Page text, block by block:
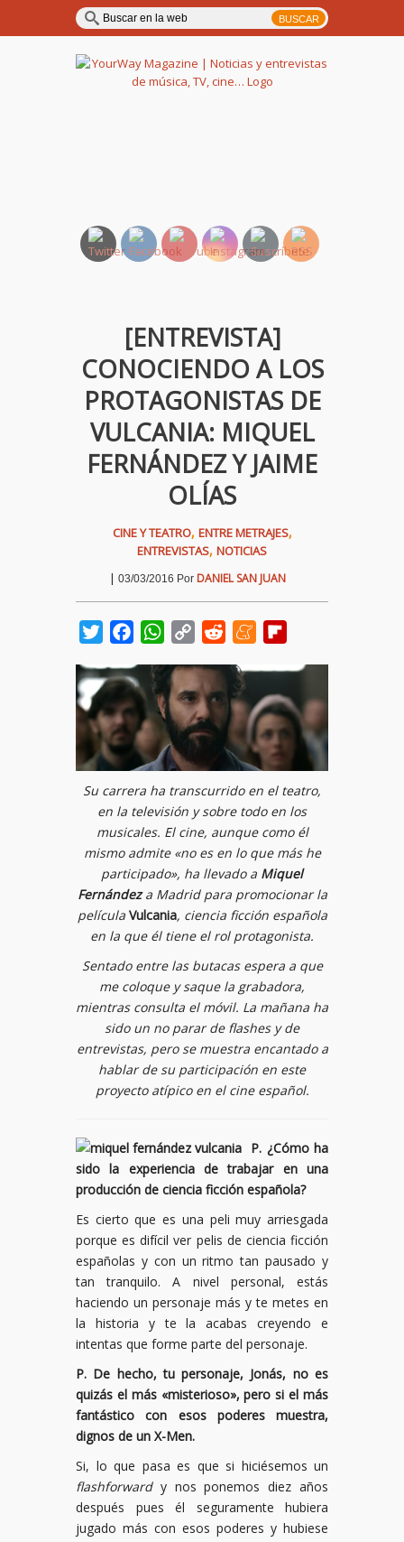
[ENTREVISTA]
CONOCIENDO A LOS
PROTAGONISTAS DE
VULCANIA: MIQUEL
FERNÁNDEZ Y JAIME
OLÍAS
CINE Y TEATRO, ENTRE METRAJES,
ENTREVISTAS, NOTICIAS
| 03/03/2016 Por DANIEL SAN JUAN
TwitterFacebookWhatsApp
Copy
Reddit Meneame
Su carrera ha transcurrido en el teatro,
en la televisión y sobre todo en los
musicales. El cine, aunque como él
mismo admite «no es en lo que más he
participado», ha llevado a Miquel
Fernándeza Madrid para promocionar la
película Vulcania, ciencia ficción española
en la que él tiene el rol protagonista.
Sentado entre las butacas espera a que
me coloque y saque la grabadora,
mientras consulta el móvil. La mañana ha
sido un no parar de flashes y de
entrevistas, pero se muestra encantado a
hablar de su participación en este
proyecto atípico en el cine español.
P. ¿Cómo ha
sido la experiencia de trabajar en una
producción de ciencia ficción española?
Es cierto que es una peli muy arriesgada
porque es difícil ver pelis de ciencia ficción
españolas y con un ritmo tan pausado y
tan tranquilo. A nivel personal, estás
haciendo un personaje más y te metes en
la historia y te la acabas creyendo e
intentas que forme parte del personaje.
P. De hecho, tu personaje, Jonás, no es
quizás el más «misterioso», pero si el más
fantástico con esos poderes muestra,
dignos de un X-Men.
Si, lo que pasa es que si hiciésemos un
flashforwardy nos ponemos diez años
después pues él seguramente hubiera
jugado más con esos poderes y hubiese